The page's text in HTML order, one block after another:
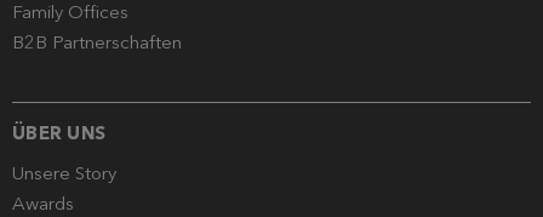
Family Offices
B2B Partnerschaften
ÜBER UNS
Unsere Story
Awards